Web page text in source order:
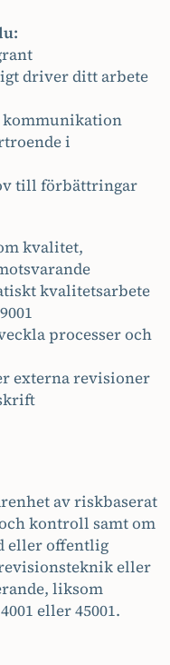
driver ditt arbete
kommunikation
i
till förbättringar
kvalitet,
kvalitetsarbete
processer och
externa revisioner
av riskbaserat
kontroll samt om
eller offentlig
eller
liksom
eller 45001.